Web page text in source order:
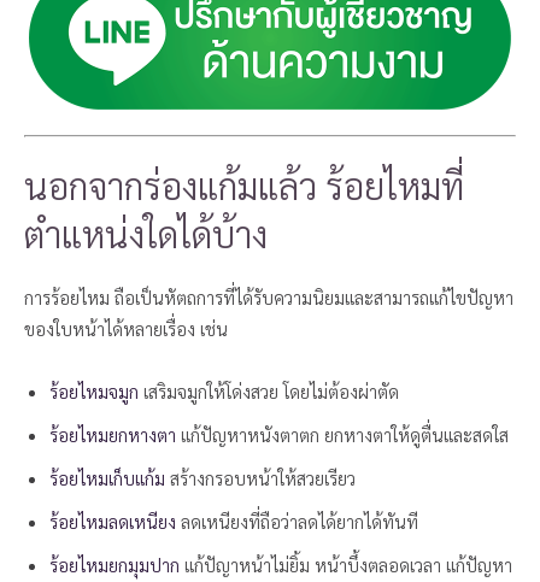
นอกจากร่องแก้มแล้ว ร้อยไหมที่
ตำแหน่งใดได้บ้าง
การร้อยไหม ถือเป็นหัตถการที่ได้รับความนิยมและสามารถแก้ไขปัญหา
ของใบหน้าได้หลายเรื่อง เช่น
ร้อยไหมจมูก เสริมจมูกให้โด่งสวย โดยไม่ต้องผ่าตัด
ร้อยไหมยกหางตา แก้ปัญหาหนังตาตก ยกหางตาให้ดูตื่นและสดใส
ร้อยไหมเก็บแก้ม สร้างกรอบหน้าให้สวยเรียว
ร้อยไหมลดเหนียง ลดเหนียงที่ถือว่าลดได้ยากได้ทันที
ร้อยไหมยกมุมปาก แก้ปัญาหน้าไม่ยิ้ม หน้าบึ้งตลอดเวลา แก้ปัญหา